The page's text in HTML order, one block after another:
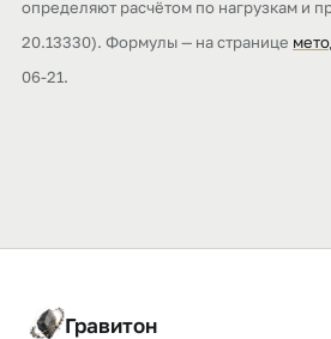
определяют расчётом по нагрузкам и
20.13330). Формулы — на странице
06-21.
Гравитон